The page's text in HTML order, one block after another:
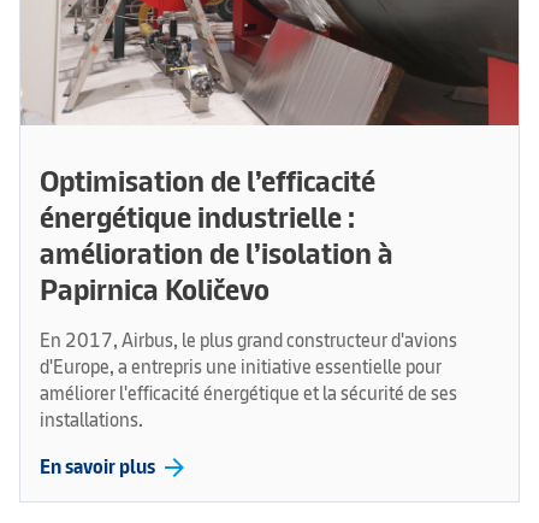
Optimisation de l’efficacité
énergétique industrielle :
amélioration de l’isolation à
Papirnica Količevo
En 2017, Airbus, le plus grand constructeur d'avions
d'Europe, a entrepris une initiative essentielle pour
améliorer l'efficacité énergétique et la sécurité de ses
installations.
En savoir plus arrow_forward